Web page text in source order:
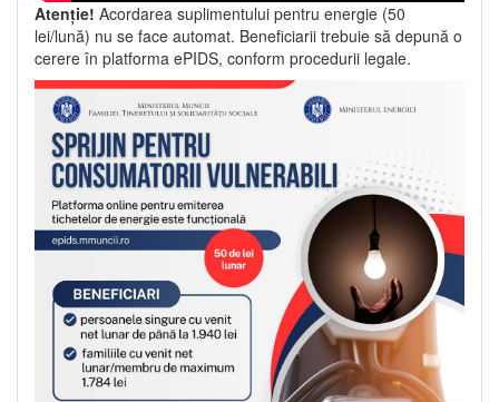
Atenție! Acordarea suplimentului pentru energie (50
lei/lună) nu se face automat. Beneficiarii trebuie să depună o
cerere în platforma ePIDS, conform procedurii legale.